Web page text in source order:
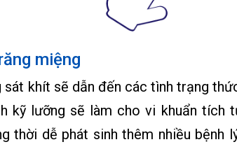
miệng
sát khít sẽ dẫn đến các tình trạng
kỹ lưỡng sẽ làm cho vi khuẩn tích
thời dễ phát sinh thêm nhiều bệnh